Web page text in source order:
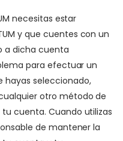
necesitas estar
y que cuentes con un
a dicha cuenta
para efectuar un
hayas seleccionado,
otro método de
cuenta. Cuando utilizas
de mantener la